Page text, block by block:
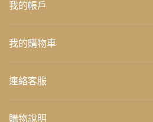
我的帳戶
我的購物車
連絡客服
購物說明